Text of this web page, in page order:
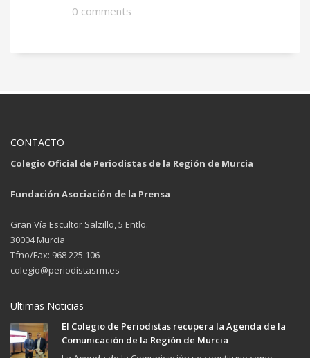
0 comments
CONTACTO
Colegio Oficial de Periodistas de la Región de Murcia
Fundación Asociación de la Prensa
Gran Vía Escultor Salzillo, 5 Entlo.
30004 Murcia
Tfno/Fax: 968 225 106
colegio@periodistasrm.es
Ultimas Noticias
El Colegio de Periodistas recupera la Agenda de la
Comunicación de la Región de Murcia